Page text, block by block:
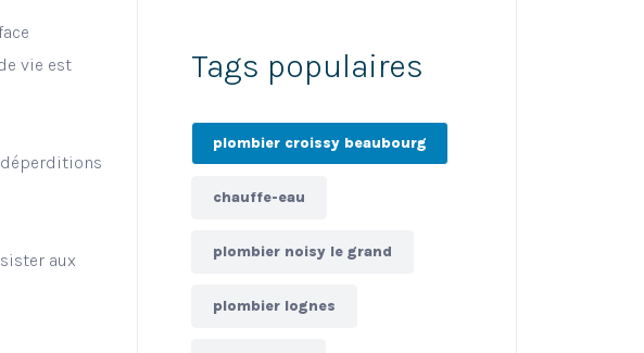
vie est
aux
Tags populaires
plombier croissy beaubourg
chauffe-eau
plombier noisy le grand
plombier lognes